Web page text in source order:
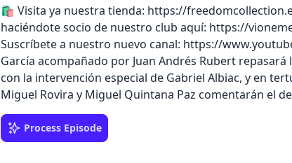
🛍️ Visita ya nuestra tienda: https://freedomcollection.es 👉
haciéndote socio de nuestro club aquí: https://
Suscríbete a nuestro nuevo canal: https://
García acompañado por Juan Andrés Rubert
con la intervención especial de Gabriel Albiac, y en
Miguel Rovira y Miguel Quintana Paz comentarán el
mediático tras los trágicos accidentes de tren, y en
Reyes de España y la actitud de María Jesús Montero.
completo en la app de iVoox, o descubre todo el
Process Episode